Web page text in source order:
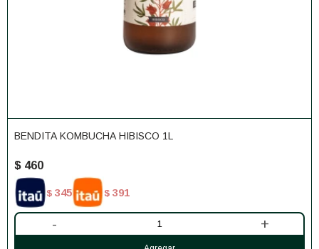
BENDITA KOMBUCHA HIBISCO 1L
$ 460
$ 345 $ 391
- +